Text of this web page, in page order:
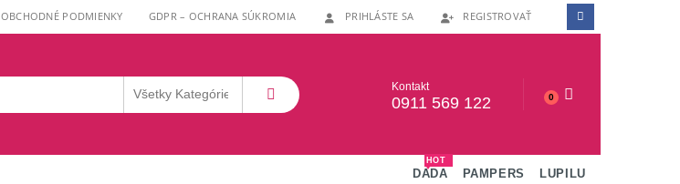
OBCHODNÉ PODMIENKY GDPR – OCHRANA SÚKROMIA PRIHLÁSTE SA REGISTROVAŤ
Kontakt
0911 569 122 0
DADA
HOT
PAMPERS LUPILU